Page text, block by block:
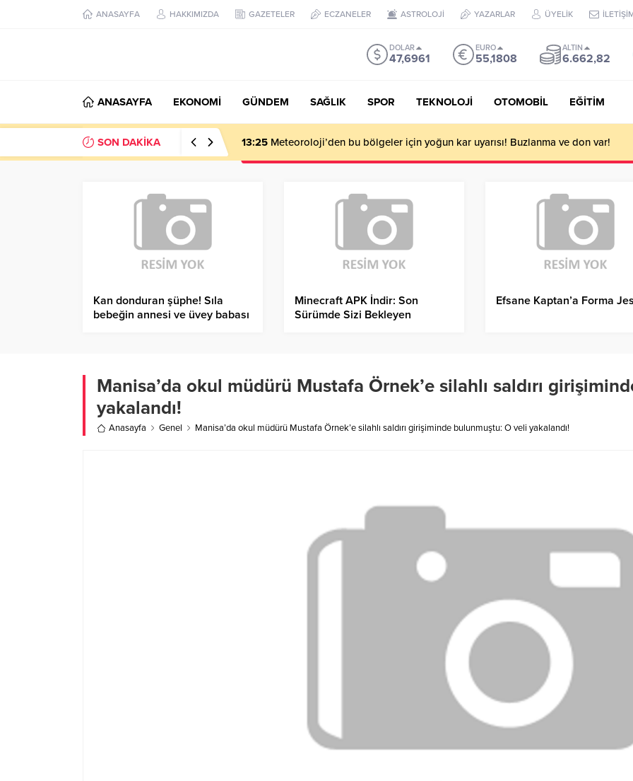
ANASAYFA HAKKIMIZDA GAZETELER ECZANELER ASTROLOJİ YAZARLAR ÜYELİK
DOLAR
47,6961
EURO
55,1808
ALTIN
6.662,82
ANASAYFA EKONOMİ GÜNDEM SAĞLIK SPOR TEKNOLOJİ OTOMOBİL EĞİTİM
SON DAKİKA 13:25 Meteoroloji’den bu bölgeler için yoğun kar uyarısı! Buzlanma ve don var!
Kan donduran şüphe! Sıla
bebeğin annesi ve üvey babası
Minecraft APK İndir: Son
Sürümde Sizi Bekleyen
Efsane Kaptan’a Forma
Manisa’da okul müdürü Mustafa Örnek’e silahlı saldırı
yakalandı!
Anasayfa Genel Manisa’da okul müdürü Mustafa Örnek’e silahlı saldırı girişiminde bulunmuştu: O veli yakalandı!